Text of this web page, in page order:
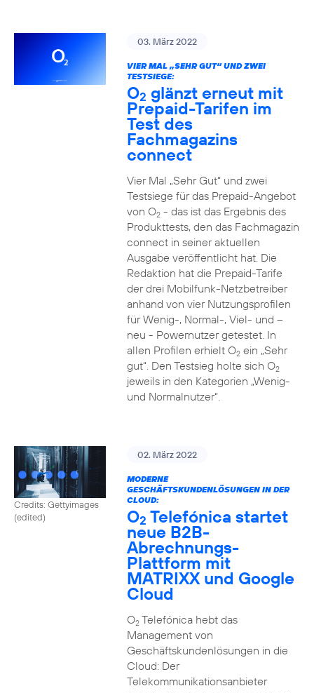
03. März 2022
VIER MAL „SEHR GUT“ UND ZWEI
TESTSIEGE:
O2 glänzt erneut mit
Prepaid-Tarifen im
Test des
Fachmagazins
connect
Vier Mal „Sehr Gut“ und zwei
Testsiege für das Prepaid-Angebot
von O2- das ist das Ergebnis des
Produkttests, den das Fachmagazin
connect in seiner aktuellen
Ausgabe veröffentlicht hat. Die
Redaktion hat die Prepaid-Tarife
der drei Mobilfunk-Netzbetreiber
anhand von vier Nutzungsprofilen
für Wenig-, Normal-, Viel- und –
neu - Powernutzer getestet. In
allen Profilen erhielt O2ein „Sehr
gut“. Den Testsieg holte sich O2
jeweils in den Kategorien „Wenig-
und Normalnutzer“.
Credits: Gettyimages
(edited)
02. März 2022
MODERNE
GESCHÄFTSKUNDENLÖSUNGEN IN DER
CLOUD:
O2 Telefónica startet
neue B2B-
Abrechnungs-
Plattform mit
MATRIXX und Google
Cloud
O2Telefónica hebt das
Management von
Geschäftskundenlösungen in die
Cloud: Der
Telekommunikationsanbieter